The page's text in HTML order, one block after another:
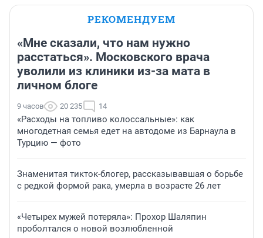
РЕКОМЕНДУЕМ
«Мне сказали, что нам нужно
расстаться». Московского врача
уволили из клиники из-за мата в
личном блоге
9 часов 20 235 14
«Расходы на топливо колоссальные»: как
многодетная семья едет на автодоме из Барнаула в
Турцию — фото
Знаменитая тикток-блогер, рассказывавшая о борьбе
с редкой формой рака, умерла в возрасте 26 лет
«Четырех мужей потеряла»: Прохор Шаляпин
проболтался о новой возлюбленной